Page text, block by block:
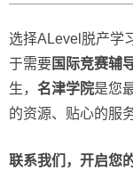
选择ALevel脱产学
于需要国际竞赛辅
生， 名津学院是您
的资源、贴心的服
联系我们，开启您